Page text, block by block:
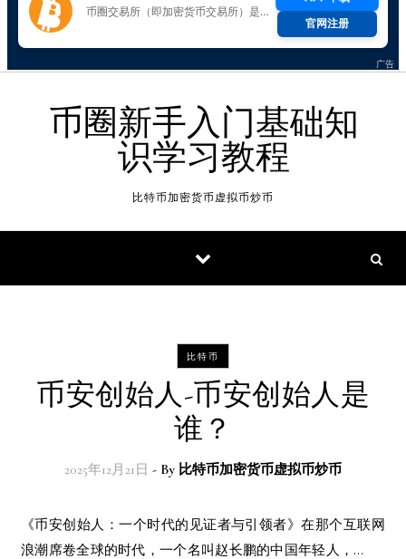
币圈新手入门基础知
识学习教程
比特币加密货币虚拟币炒币
比特币
币安创始人-币安创始人是
谁？
2025年12月21日 - By 比特币加密货币虚拟币炒币
《币安创始人：一个时代的见证者与引领者》在那个互联网
浪潮席卷全球的时代，一个名叫赵长鹏的中国年轻人，…